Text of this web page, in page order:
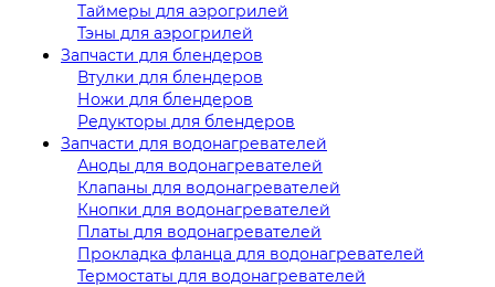
Таймеры для аэрогрилей
Тэны для аэрогрилей
Запчасти для блендеров
Втулки для блендеров
Ножи для блендеров
Редукторы для блендеров
Запчасти для водонагревателей
Аноды для водонагревателей
Клапаны для водонагревателей
Кнопки для водонагревателей
Платы для водонагревателей
Прокладка фланца для водонагревателей
Термостаты для водонагревателей